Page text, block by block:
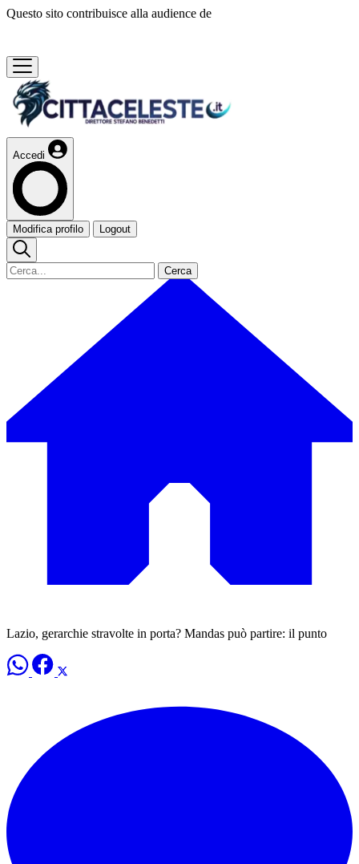
Questo sito contribuisce alla audience de
Accedi
Modifica profilo Logout
Cerca
Lazio, gerarchie stravolte in porta? Mandas può partire: il punto